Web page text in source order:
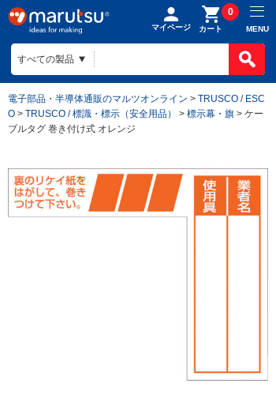
マイページ カート
0
MENU
電子部品・半導体通販のマルツオンライン > TRUSCO / ESC
O > TRUSCO / 標識・標示（安全用品） > 標示幕・旗 > ケー
ブルタグ 巻き付け式 オレンジ